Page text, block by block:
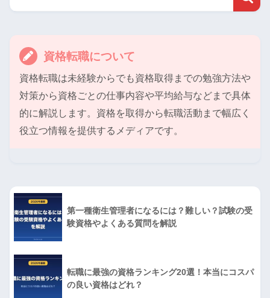
資格転職について
資格転職は未経験からでも資格取得までの勉強方法や
対策から資格ごとの仕事内容や平均給与などまで具体
的に解説します。資格を取得から転職活動まで幅広く
役立つ情報を提供するメディアです。
第一種衛生管理者になるには？難しい？試験の受
験資格やよくある質問を解説
転職に最強の資格ランキング20選！本当にコスパ
の良い資格はどれ？